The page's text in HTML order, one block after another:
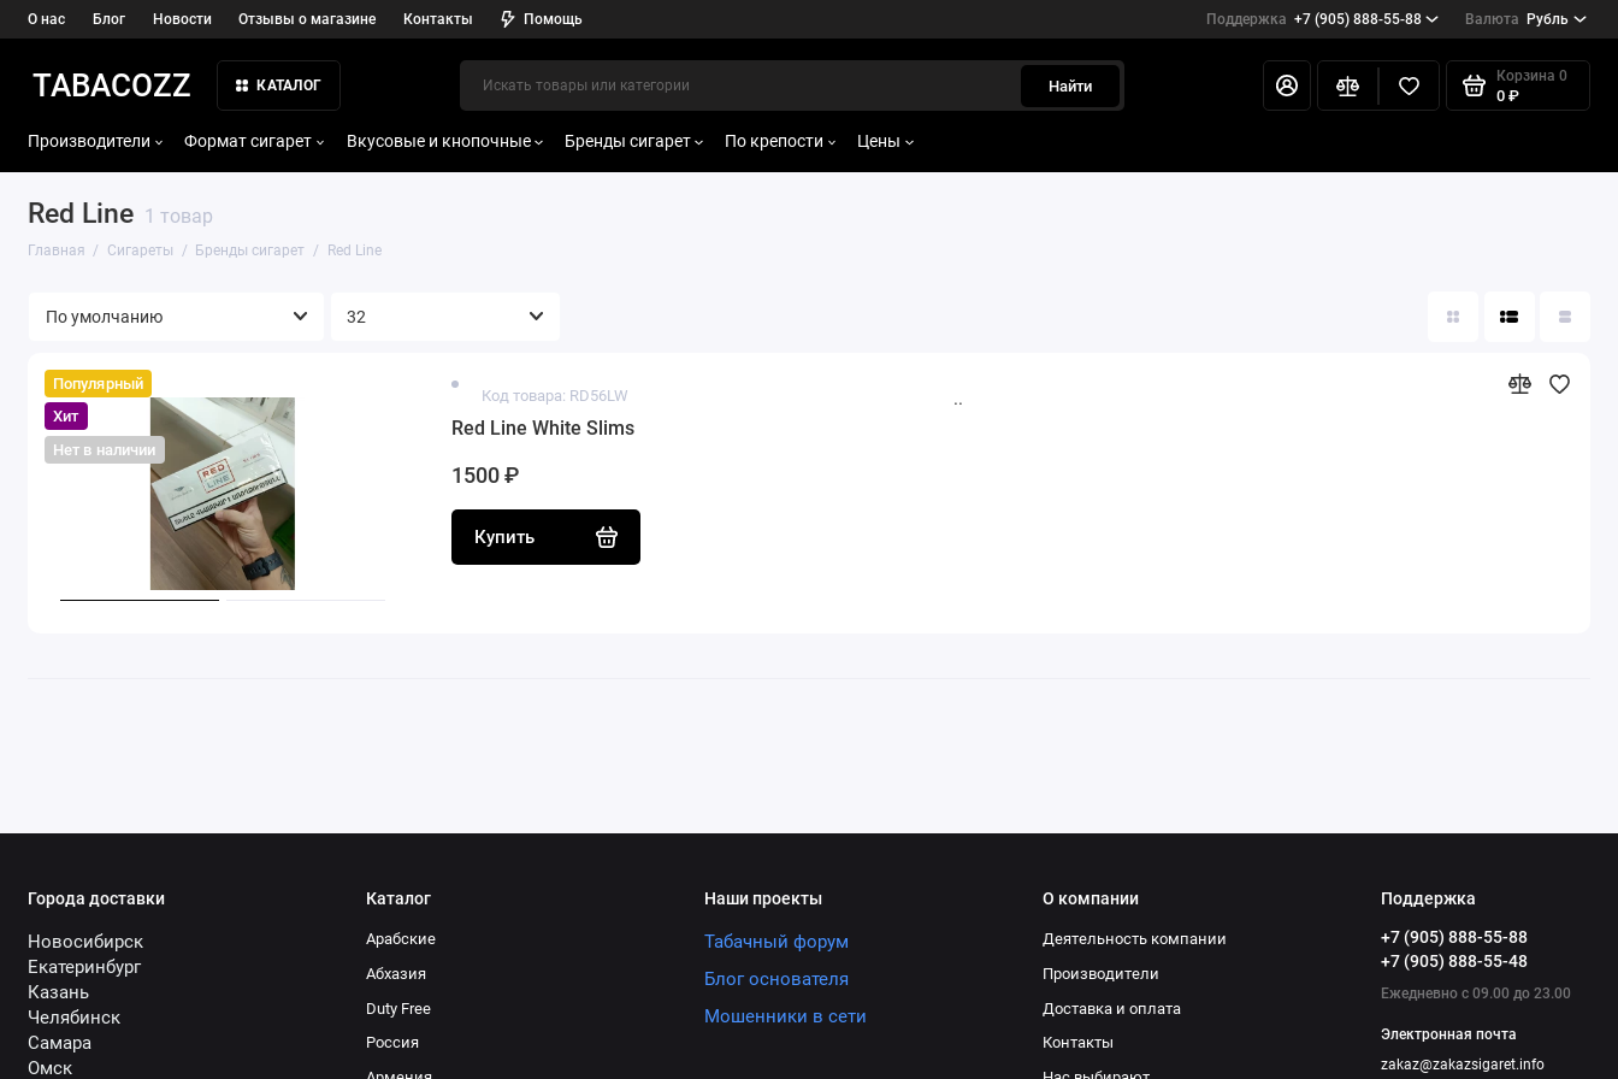
О нас Блог Новости Отзывы о магазине Контакты Помощь Поддержка +7 (905) 888-55-88 Валюта Рубль
TABACOZZ КАТАЛОГ Найти
Корзина 0
0 ₽
Производители Формат сигарет Вкусовые и кнопочные Бренды сигарет По крепости Цены
Red Line 1 товар
Главная Сигареты Бренды сигарет Red Line
Популярный
Хит
Нет в наличии
Код товара: RD56LW
Red Line White Slims
1500 ₽
Купить
..
Города доставки
Новосибирск
Екатеринбург
Казань
Челябинск
Самара
Омск
Каталог
Арабские
Абхазия
Duty Free
Россия
Наши проекты
Табачный форум
Блог основателя
Мошенники в сети
О компании
Деятельность компании
Производители
Доставка и оплата
Контакты
Поддержка
+7 (905) 888-55-88
+7 (905) 888-55-48
Ежедневно с 09.00 до 23.00
Электронная почта
zakaz@zakazsigaret.info